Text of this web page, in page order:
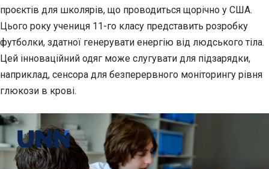
проєктів для школярів, що проводиться щорічно у США.
Цього року учениця 11-го класу представить розробку
футболки, здатної генерувати енергію від людського тіла.
Цей інноваційний одяг може слугувати для підзарядки,
наприклад, сенсора для безперервного моніторингу рівня
глюкози в крові.